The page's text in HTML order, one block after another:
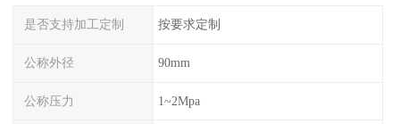
是否支持加工定制 按要求定制
公称外径 90mm
公称压力 1~2Mpa